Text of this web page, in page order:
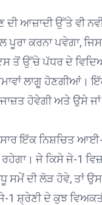
ਦੀ ਆਜ਼ਾਦੀ ਉੱਤੇ ਵੀ
ਕਰਨਾ ਪਵੇਗਾ,
ਇਸ ਤੋਂ ਉੱਚੇ ਪੱਧਰ ਦੇ
ਲਾਗੂ ਹੋਣਗੀਆਂ।
ਹੋਵੇਗੀ ਅਤੇ ਉਸੇ
ਇੱਕ ਨਿਸ਼ਚਿਤ ਆਈ-
ਰਹੇਗਾ। ਜੇ ਕਿਸੇ ਜੇ-1
ਸਮੇਂ ਦੀ ਲੋੜ ਹੋਵੇ, ਤਾਂ
1 ਸ਼੍ਰੇਣੀ ਦੇ ਕੁਝ